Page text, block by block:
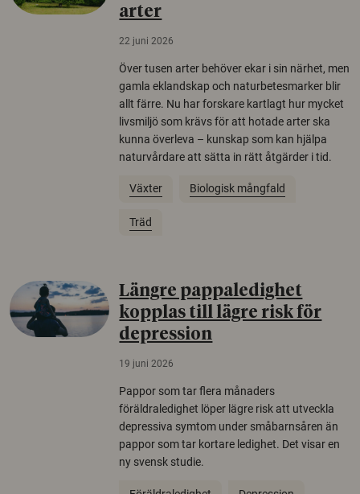
arter
22 juni 2026
Över tusen arter behöver ekar i sin närhet, men
gamla eklandskap och naturbetesmarker blir
allt färre. Nu har forskare kartlagt hur mycket
livsmiljö som krävs för att hotade arter ska
kunna överleva – kunskap som kan hjälpa
naturvårdare att sätta in rätt åtgärder i tid.
Växter Biologisk mångfald
Träd
Längre pappaledighet
kopplas till lägre risk för
depression
19 juni 2026
Pappor som tar flera månaders
föräldraledighet löper lägre risk att utveckla
depressiva symtom under småbarnsåren än
pappor som tar kortare ledighet. Det visar en
ny svensk studie.